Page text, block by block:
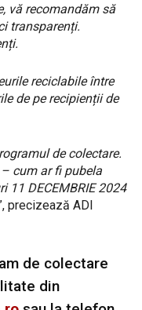
vă recomandăm să
transparenți.
reciclabile între
de pe recipienții de
de colectare.
– cum ar fi pubela
11 DECEMBRIE 2024
precizează ADI
de colectare
din